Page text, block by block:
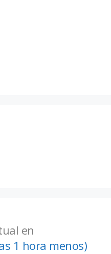
en
1 hora menos)